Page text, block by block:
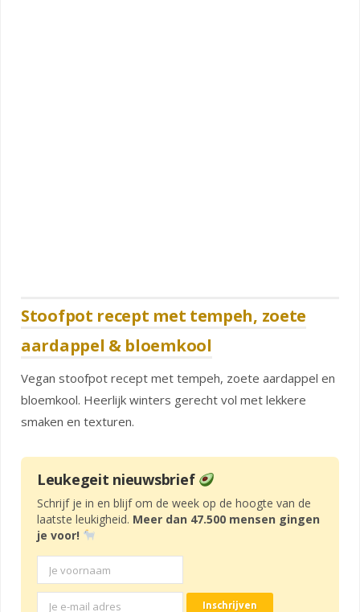
Stoofpot recept met tempeh, zoete
aardappel & bloemkool
Vegan stoofpot recept met tempeh, zoete aardappel en
bloemkool. Heerlijk winters gerecht vol met lekkere
smaken en texturen.
Leukegeit nieuwsbrief
Schrijf je in en blijf om de week op de hoogte van de
laatste leukigheid. Meer dan 47.500 mensen gingen
je voor!